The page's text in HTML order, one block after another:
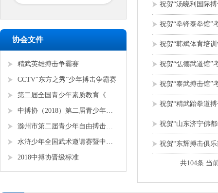
协会文件
精武英雄搏击争霸赛
CCTV“东方之秀”少年搏击争霸赛
第二届全国青少年素质教育《勇者争锋》搏击锦标赛
中搏协（2018）第二届青少年锦标赛
滁州市第二届青少年自由搏击全国邀请赛
水浒少年全国武术邀请赛暨中搏协青少年搏击锦标赛
2018中搏协晋级标准
祝贺“汤晓利国际
祝贺“拳锋泰拳馆”
祝贺“韩斌体育培
祝贺“弘德武道馆”
祝贺“泰武搏击馆”
祝贺“精武跆拳道
祝贺“山东济宁佛
祝贺“东辉搏击俱
共104条 当